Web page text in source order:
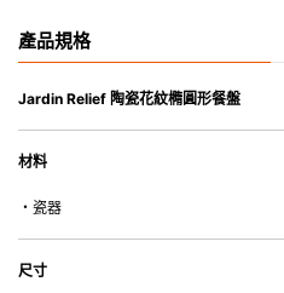
• 可用於洗碗機。
• 合乎食用安全的塗層表面，幾乎不黏，
*不可直接用於熱源上
產品規格
Jardin Relief 陶瓷花紋橢圓形餐盤
材料
・瓷器
尺寸